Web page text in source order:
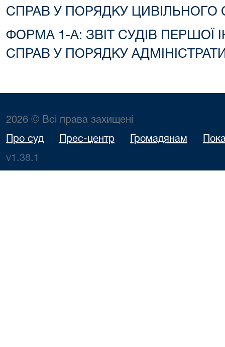
СПРАВ У ПОРЯДКУ ЦИВІЛЬНОГО
ФОРМА 1-А: ЗВІТ СУДІВ ПЕРШОЇ
СПРАВ У ПОРЯДКУ
2026 © Всі права захищені
Про суд Прес-центр Громадянам
v1.38.1